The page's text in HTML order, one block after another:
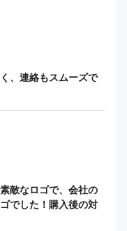
、連絡もスムーズで
敵なロゴで、会社の
でした！購入後の対